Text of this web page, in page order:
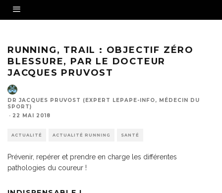
RUNNING, TRAIL : OBJECTIF ZÉRO
BLESSURE, PAR LE DOCTEUR
JACQUES PRUVOST
DR JACQUES PRUVOST (EXPERT LEPAPE-INFO, MÉDECIN DU
SPORT)
· 22 MAI 2018
ACTUALITÉ ACTUALITÉ RUNNING SANTÉ
Prévenir, repérer et prendre en charge les différentes
pathologies du coureur !